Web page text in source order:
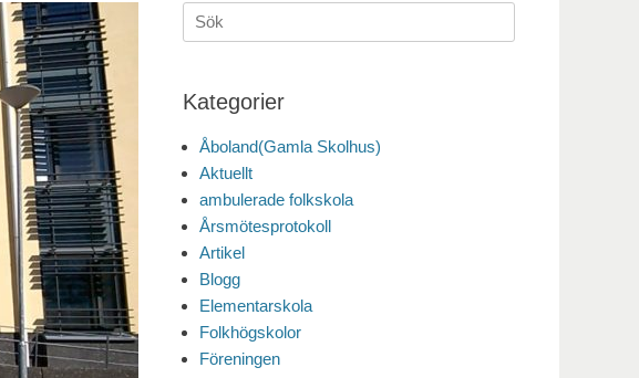
Sök
efter:
Kategorier
Åboland(Gamla Skolhus)
Aktuellt
ambulerade folkskola
Årsmötesprotokoll
Artikel
Blogg
Elementarskola
Folkhögskolor
Föreningen